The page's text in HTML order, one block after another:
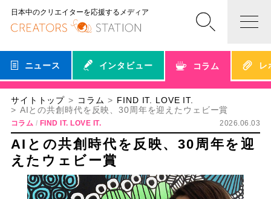
日本中のクリエイターを応援するメディア
ニュース インタビュー コラム レ
サイトトップ コラム
FIND IT. LOVE IT.
AIとの共創時代を反映、30周年を迎えたウェビー賞
コラム FIND IT. LOVE IT. 2026.06.03
AIとの共創時代を反映、30周年を迎
えたウェビー賞